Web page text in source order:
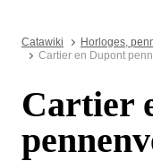
Catawiki Horloges,
Cartier en Dupont
Cartier